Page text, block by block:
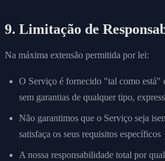
9. Limitação de
Na máxima extensão permitida por lei:
O Serviço é fornecido "tal como
sem garantias de qualquer tipo,
Não garantimos que o Serviço seja
satisfaça os seus requisitos específicos
A nossa responsabilidade total por